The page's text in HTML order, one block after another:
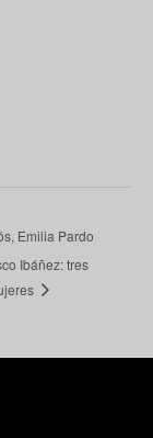
Emilia Pardo
Ibáñez: tres